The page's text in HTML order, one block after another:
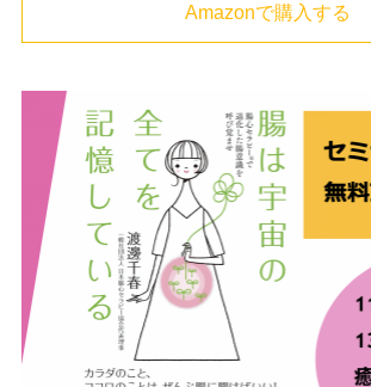
Amazonで購入する